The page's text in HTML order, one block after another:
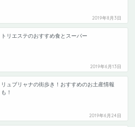
2019年8月3日
トリエステのおすすめ食とスーパー
2019年6月13日
リュブリャナの街歩き！おすすめのお土産情報
も！
2019年6月24日